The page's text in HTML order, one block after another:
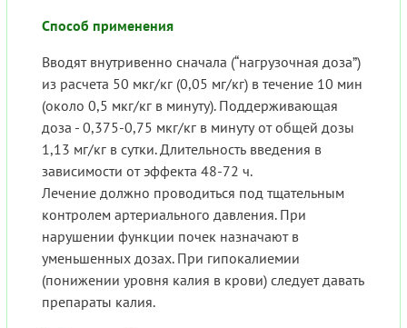
Способ применения
Вводят внутривенно сначала (“нагрузочная доза”)
из расчета 50 мкг/кг (0,05 мг/кг) в течение 10 мин
(около 0,5 мкг/кг в минуту). Поддерживающая
доза - 0,375-0,75 мкг/кг в минуту от общей дозы
1,13 мг/кг в сутки. Длительность введения в
зависимости от эффекта 48-72 ч.
Лечение должно проводиться под тщательным
контролем артериального давления. При
нарушении функции почек назначают в
уменьшенных дозах. При гипокалиемии
(понижении уровня калия в крови) следует давать
препараты калия.